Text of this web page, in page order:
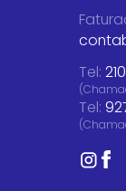
Tel:
Tel: